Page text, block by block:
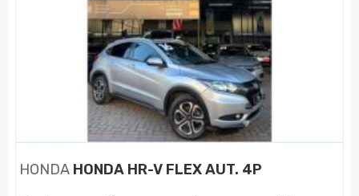
HONDA HONDA HR-V FLEX AUT. 4P